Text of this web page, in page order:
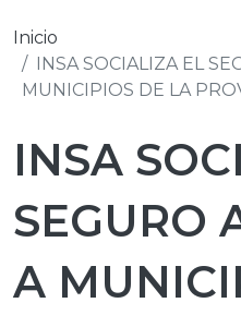
Inicio
INSA SOCIALIZA EL
MUNICIPIOS DE LA
INSA
SEGURO
A